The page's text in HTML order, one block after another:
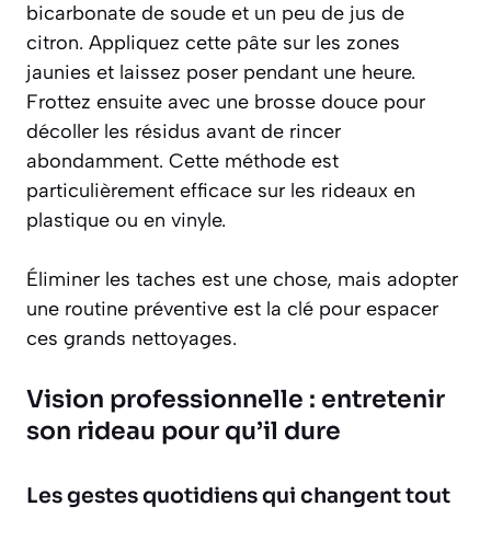
bicarbonate de soude et un peu de jus de
citron. Appliquez cette pâte sur les zones
jaunies et laissez poser pendant une heure.
Frottez ensuite avec une brosse douce pour
décoller les résidus avant de rincer
abondamment. Cette méthode est
particulièrement efficace sur les rideaux en
plastique ou en vinyle.
Éliminer les taches est une chose, mais adopter
une routine préventive est la clé pour espacer
ces grands nettoyages.
Vision professionnelle : entretenir
son rideau pour qu’il dure
Les gestes quotidiens qui changent tout